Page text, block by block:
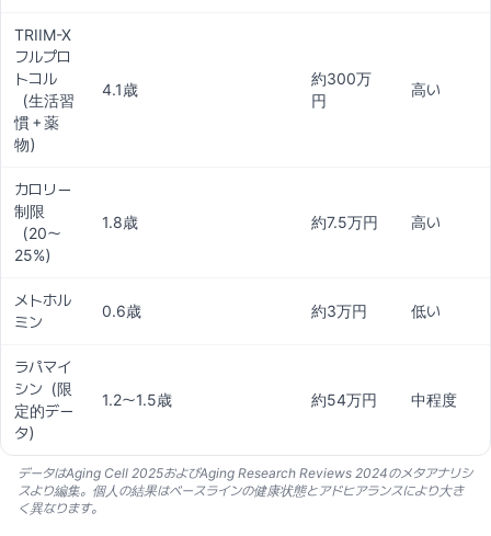
TRIIM-X
フルプロ
トコル
（生活習
慣＋薬
物）
4.1歳
約300万
円
高い
カロリー
制限
（20〜
25%）
1.8歳 約7.5万円 高い
メトホル
ミン
0.6歳 約3万円 低い
ラパマイ
シン（限
定的デー
タ）
1.2〜1.5歳 約54万円 中程度
データはAging Cell 2025およびAging Research Reviews 2024のメタアナリシ
スより編集。個人の結果はベースラインの健康状態とアドヒアランスにより大き
く異なります。